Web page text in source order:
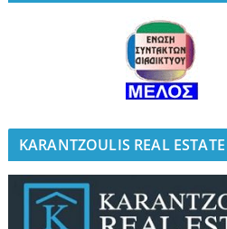
KARANTZOULIS REAL ESTATE